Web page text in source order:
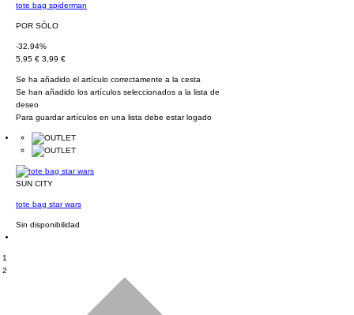
tote bag spiderman
POR SÓLO
-32.94%
5,95 € 3,99 €
Se ha añadido el artículo correctamente a la cesta
Se han añadido los artículos seleccionados a la lista de
deseo
Para guardar artículos en una lista debe estar logado
SUN CITY
tote bag star wars
Sin disponibilidad
1
2